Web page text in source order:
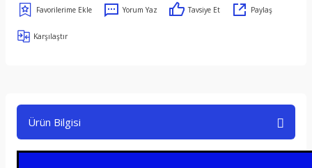
Yorum Yaz Tavsiye Et Paylaş
Karşılaştır
Ürün Bilgisi